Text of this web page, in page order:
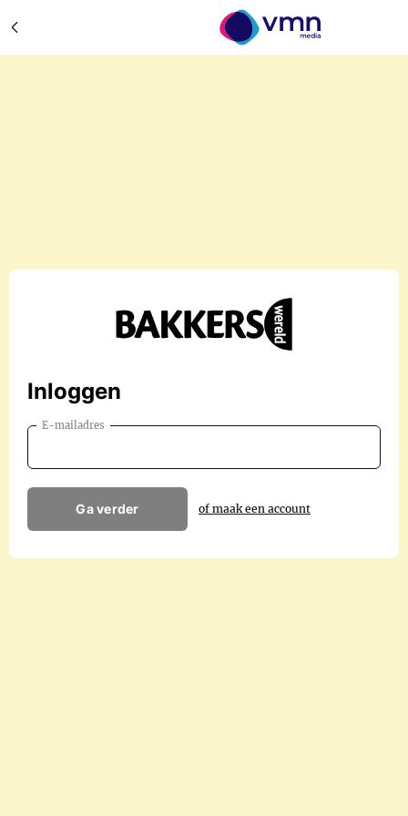
Inloggen
E-mailadres
Ga verder of maak een account